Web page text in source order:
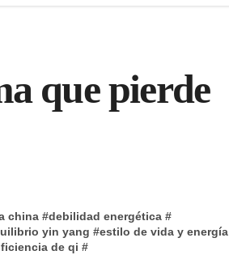
que pierde
china #debilidad energética #
yin yang #estilo de vida y energía
de qi #